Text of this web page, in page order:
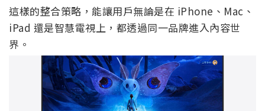
這樣的整合策略，能讓用戶無論是在 iPhone、Mac、
iPad 還是智慧電視上，都透過同一品牌進入內容世
界。